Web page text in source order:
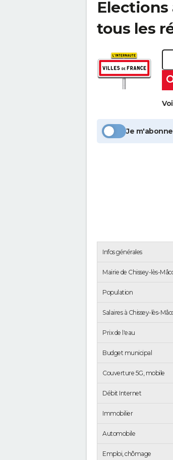
Elections
tous les
Je
Infos générales
Mairie de Chissey-lès-
Population
Salaires à Chissey-lès-
Prix de l'eau
Budget municipal
Couverture 5G, mobile
Débit Internet
Immobilier
Automobile
Emploi, chômage